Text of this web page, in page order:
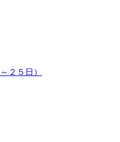
２５日）